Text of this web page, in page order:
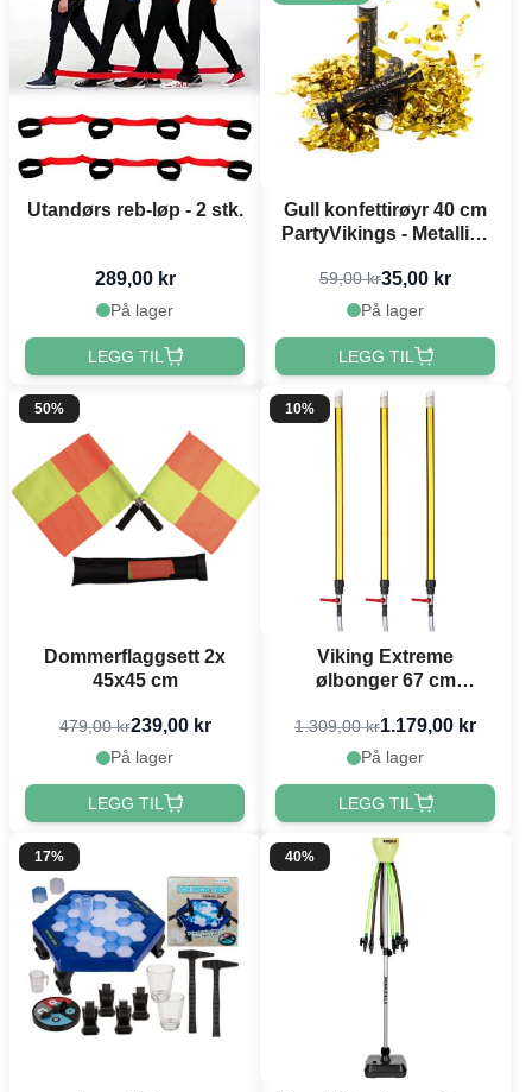
Utandørs reb-løp - 2 stk.
289,00 kr
På lager
LEGG TIL
Gull konfettirøyr 40 cm
PartyVikings - Metallisk
59,00 kr35,00 kr
På lager
LEGG TIL
50%
Dommerflaggsett 2x
45x45 cm
479,00 kr239,00 kr
På lager
LEGG TIL
10%
Viking Extreme
ølbonger 67 cm
1.309,00 kr1.179,00 kr
På lager
LEGG TIL
17% 40%